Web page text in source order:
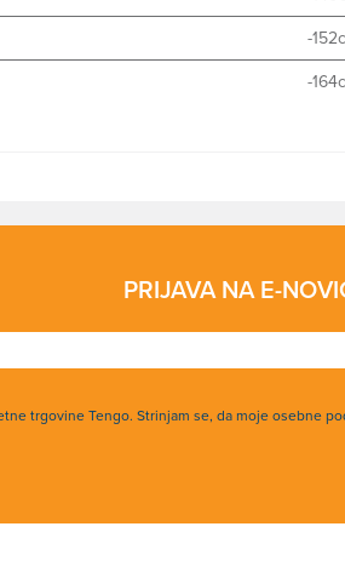
-
-
PRIJAVA NA E-
trgovine Tengo. Strinjam se, da moje osebne